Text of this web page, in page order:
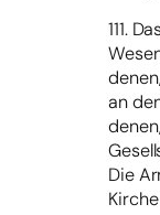
111.
an
Die